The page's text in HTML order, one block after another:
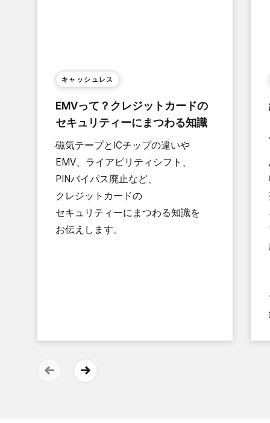
キャッシュレス
EMVって？​クレジットカードの​
セキュリティーに​まつわる​知識
磁気テープと​ICチップの​違いや​
EMV、​ライアビリティシフト、​
PINバイパス廃止など、​
クレジットカードの​
セキュリティーに​まつわる​知識を​
お伝えします。